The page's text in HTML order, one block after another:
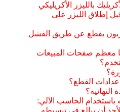
بالليزر الأكريليكي
إطلاق الليزر على
يقطع عن طريق الفشل
معظم صفحات المبيعات
القطع؟
باستخدام الحاسب الآلي:
أن يبالغ في تبسيطه